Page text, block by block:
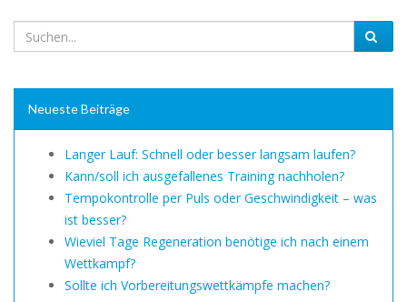
Neueste Beiträge
Langer Lauf: Schnell oder besser langsam laufen?
Kann/soll ich ausgefallenes Training nachholen?
Tempokontrolle per Puls oder Geschwindigkeit – was
ist besser?
Wieviel Tage Regeneration benötige ich nach einem
Wettkampf?
Sollte ich Vorbereitungswettkämpfe machen?